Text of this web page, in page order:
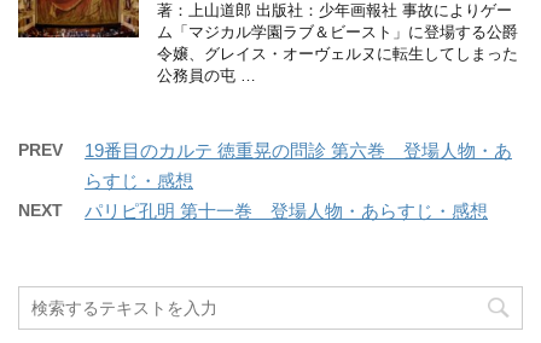
著：上山道郎 出版社：少年画報社 事故によりゲー
ム「マジカル学園ラブ＆ビースト」に登場する公爵
令嬢、グレイス・オーヴェルヌに転生してしまった
公務員の屯 …
PREV
19番目のカルテ 徳重晃の問診 第六巻 登場人物・あ
らすじ・感想
NEXT パリピ孔明 第十一巻 登場人物・あらすじ・感想